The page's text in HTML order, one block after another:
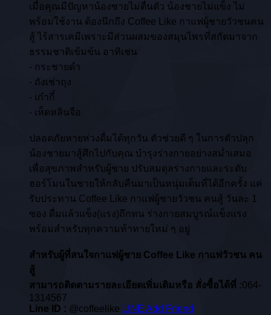
เมื่อคุณมีปัญหาน้องชายไม่ตื่นตัว น้องชายไม่แข็ง ไม่
พร้อมใช้งาน ต้องนึกถึง Coffee Like กาแฟผู้ชายวัวชนคน
สู้ ไร้สารเคมีเพราะมีส่วนผสมของสมุนไพรที่สกัดมาจาก
ธรรมชาติเข้มข้น อาทิเช่น
- กระชายดำ
- ถังเช่าถุง
- เก๋ากี๋
- เห็ดหลินจือ
ปลอดภัยหายห่วงดื่มได้ทุกวัน ตัวช่วยดี ๆ ในการตัวปลุก
น้องชายมาสู้ศึกไปกับคุณ บำรุงร่างกายอย่างสม่ำเสมอ
เพื่อสุขภาพสำหรับผู้ชาย ปรับสมดุลร่างกายและระดับ
ฮอร์โมนในชายให้กลับคืนมาเป็นหนุ่มเต็มที่ได้อีกครั้ง แค่
รับประทาน Coffee Like กาแฟผู้ชายวัวชน คนสู้ วันละ 1
ซอง ดื่มแล้วแข็ง(แรง)ถึกทน ร่างกายสมบูรณ์แข็งแรง
พร้อมสำหรับทุกความท้าทายใหม่ ๆ อยู่
สำหรับผู้ที่สนใจกาแฟผู้ชาย Coffee Like กาแฟวัวชน คน
สู้
สามารถติดตามรายละเอียดเพิ่มเติมหรือ สั่งซื้อได้ที่ :064-
1314567
Line ID : @coffeelike LINE Add Friend